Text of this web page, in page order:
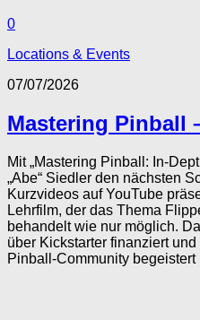
0
Locations & Events
07/07/2026
Mastering Pinball
Mit „Mastering Pinball: In-
„Abe“ Siedler den nächsten
Kurzvideos auf YouTube
Lehrfilm, der das Thema
behandelt wie nur möglich.
über Kickstarter finanziert
Pinball-Community begeistert